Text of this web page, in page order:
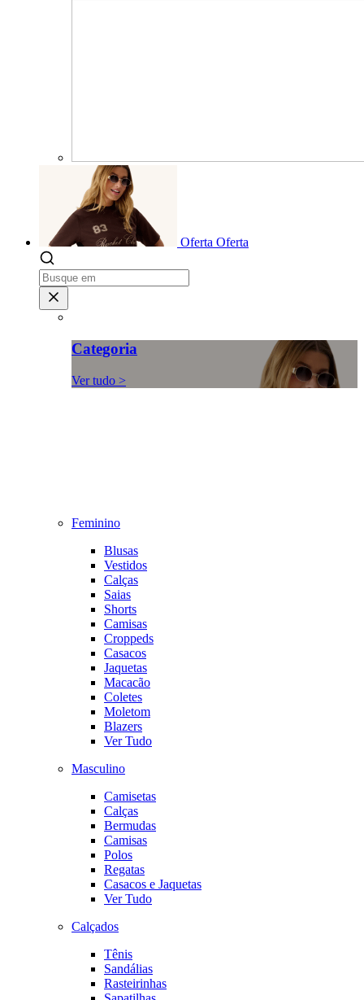
Oferta Oferta
Categoria
Ver tudo >
Feminino
Blusas
Vestidos
Calças
Saias
Shorts
Camisas
Croppeds
Casacos
Jaquetas
Macacão
Coletes
Moletom
Blazers
Ver Tudo
Masculino
Camisetas
Calças
Bermudas
Camisas
Polos
Regatas
Casacos e Jaquetas
Ver Tudo
Calçados
Tênis
Sandálias
Rasteirinhas